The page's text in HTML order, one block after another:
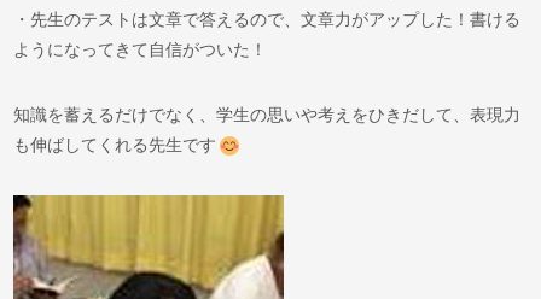
・先生のテストは文章で答えるので、文章力がアップした！書ける
ようになってきて自信がついた！
知識を蓄えるだけでなく、学生の思いや考えをひきだして、表現力
も伸ばしてくれる先生です